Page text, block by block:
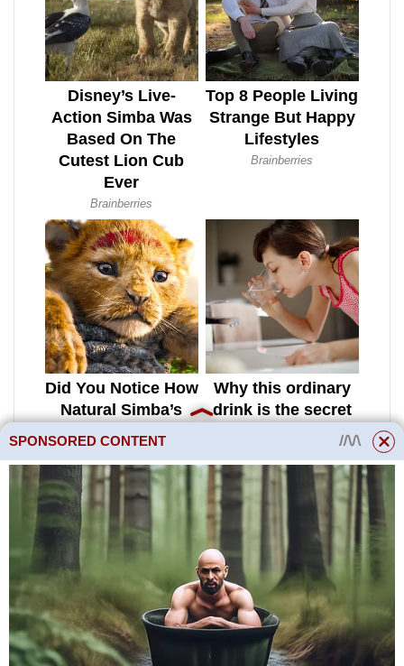
3. Elektrické instalace s napětím
nad 1000 V v síti s izolovaným
neutrálem
3.1 V elektrických instalacích s
napětím nad 1000 V musí být v
SPONSORED CONTENT